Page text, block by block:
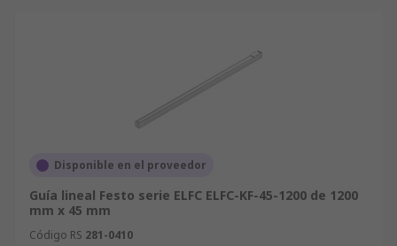
Disponible en el proveedor
Guía lineal Festo serie ELFC ELFC-KF-45-1200 de 1200
mm x 45 mm
Código RS 281-0410